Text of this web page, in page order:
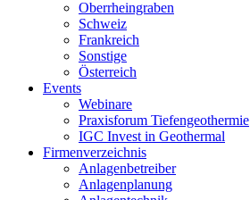
Oberrheingraben
Schweiz
Frankreich
Sonstige
Österreich
Events
Webinare
Praxisforum Tiefengeothermie
IGC Invest in Geothermal
Firmenverzeichnis
Anlagenbetreiber
Anlagenplanung